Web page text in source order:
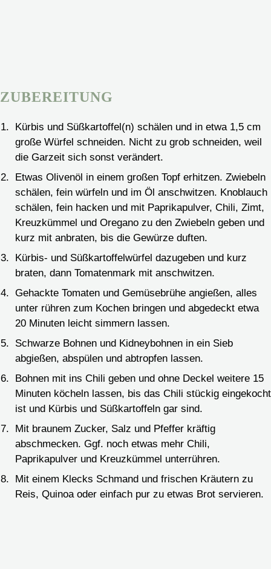
ZUBEREITUNG
Kürbis und Süßkartoffel(n) schälen und in etwa 1,5 cm
große Würfel schneiden. Nicht zu grob schneiden, weil
die Garzeit sich sonst verändert.
Etwas Olivenöl in einem großen Topf erhitzen. Zwiebeln
schälen, fein würfeln und im Öl anschwitzen. Knoblauch
schälen, fein hacken und mit Paprikapulver, Chili, Zimt,
Kreuzkümmel und Oregano zu den Zwiebeln geben und
kurz mit anbraten, bis die Gewürze duften.
Kürbis- und Süßkartoffelwürfel dazugeben und kurz
braten, dann Tomatenmark mit anschwitzen.
Gehackte Tomaten und Gemüsebrühe angießen, alles
unter rühren zum Kochen bringen und abgedeckt etwa
20 Minuten leicht simmern lassen.
Schwarze Bohnen und Kidneybohnen in ein Sieb
abgießen, abspülen und abtropfen lassen.
Bohnen mit ins Chili geben und ohne Deckel weitere 15
Minuten köcheln lassen, bis das Chili stückig eingekocht
ist und Kürbis und Süßkartoffeln gar sind.
Mit braunem Zucker, Salz und Pfeffer kräftig
abschmecken. Ggf. noch etwas mehr Chili,
Paprikapulver und Kreuzkümmel unterrühren.
Mit einem Klecks Schmand und frischen Kräutern zu
Reis, Quinoa oder einfach pur zu etwas Brot servieren.